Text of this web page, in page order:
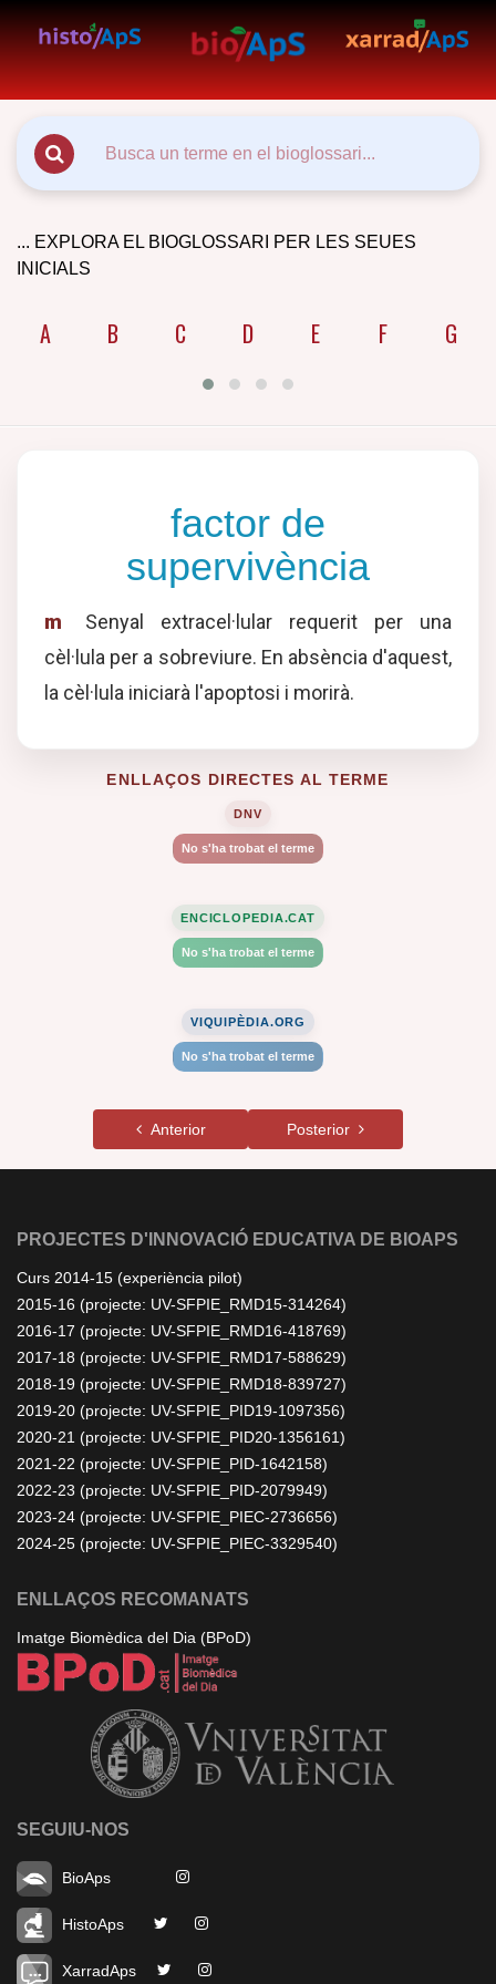
... EXPLORA EL BIOGLOSSARI PER LES SEUES
INICIALS
A B C D E F G
factor de
supervivència
m
Senyal extracel·lular requerit per una
cèl·lula per a sobreviure. En absència d'aquest,
la cèl·lula iniciarà l'apoptosi i morirà.
ENLLAÇOS DIRECTES AL TERME
DNV
No s'ha trobat el terme
ENCICLOPEDIA.CAT
No s'ha trobat el terme
VIQUIPÈDIA.ORG
No s'ha trobat el terme
Anterior Posterior
PROJECTES D'INNOVACIÓ EDUCATIVA DE BIOAPS
Curs 2014-15 (experiència pilot)
2015-16 (projecte: UV-SFPIE_RMD15-314264)
2016-17 (projecte: UV-SFPIE_RMD16-418769)
2017-18 (projecte: UV-SFPIE_RMD17-588629)
2018-19 (projecte: UV-SFPIE_RMD18-839727)
2019-20 (projecte: UV-SFPIE_PID19-1097356)
2020-21 (projecte: UV-SFPIE_PID20-1356161)
2021-22 (projecte: UV-SFPIE_PID-1642158)
2022-23 (projecte: UV-SFPIE_PID-2079949)
2023-24 (projecte: UV-SFPIE_PIEC-2736656)
2024-25 (projecte: UV-SFPIE_PIEC-3329540)
ENLLAÇOS RECOMANATS
Imatge Biomèdica del Dia (BPoD)
SEGUIU-NOS
BioAps
HistoAps
XarradAps